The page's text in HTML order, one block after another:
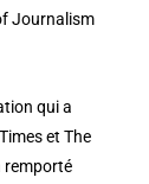
Journalism
qui a
et The
remporté